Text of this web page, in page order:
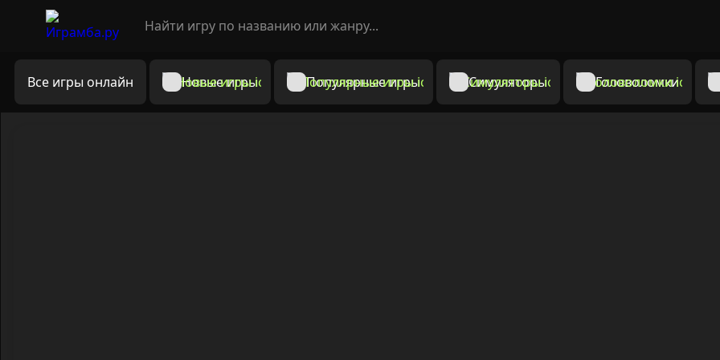
Все игры онлайн Новые игры Популярные игры Симуляторы Головоломки